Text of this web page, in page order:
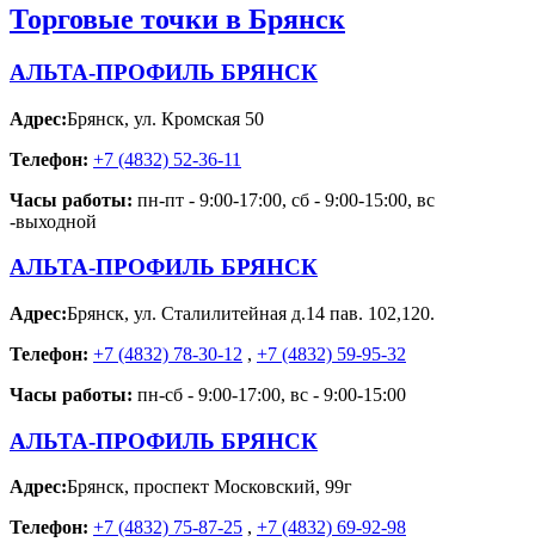
Торговые точки в Брянск
АЛЬТА-ПРОФИЛЬ БРЯНСК
Адрес:Брянск, ул. Кромская 50
Телефон: +7 (4832) 52-36-11
Часы работы: пн-пт - 9:00-17:00, сб - 9:00-15:00, вс
-выходной
АЛЬТА-ПРОФИЛЬ БРЯНСК
Адрес:Брянск, ул. Сталилитейная д.14 пав. 102,120.
Телефон: +7 (4832) 78-30-12 , +7 (4832) 59-95-32
Часы работы: пн-сб - 9:00-17:00, вс - 9:00-15:00
АЛЬТА-ПРОФИЛЬ БРЯНСК
Адрес:Брянск, проспект Московский, 99г
Телефон: +7 (4832) 75-87-25 , +7 (4832) 69-92-98